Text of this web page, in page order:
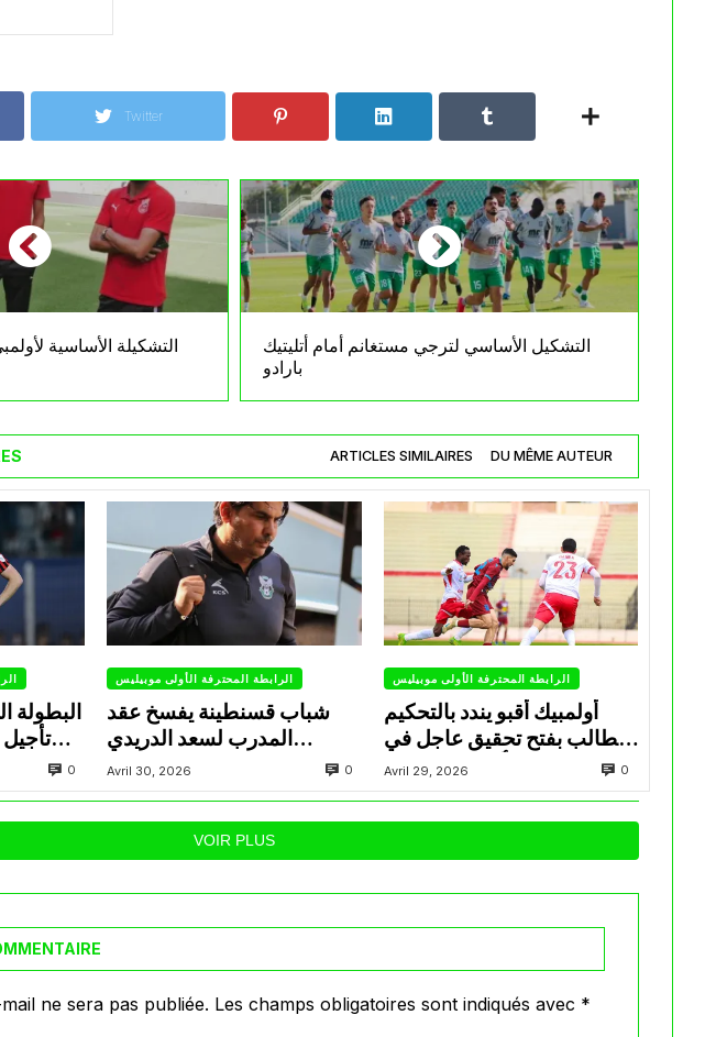
Twitter
التشكيلة الأساسية
التشكيل الأساسي لترجي مستغانم أمام أتليتيك
بارادو
ARTICLES SIMILAIRES DU MÊME AUTEUR
البطولة
تأجيل
0
الرابطة المحترفة الأولى موبيليس
شباب قسنطينة يفسخ عقد
المدرب لسعد الدريدي
بالتراضي
Avril 30, 2026 0
الرابطة المحترفة الأولى موبيليس
أولمبيك أقبو يندد بالتحكيم
ويطالب بفتح تحقيق عاجل في
تجاوزات أثّرت على نتائج
الفريق
Avril 29, 2026 0
VOIR PLUS
ne sera pas publiée. Les champs obligatoires sont indiqués avec *